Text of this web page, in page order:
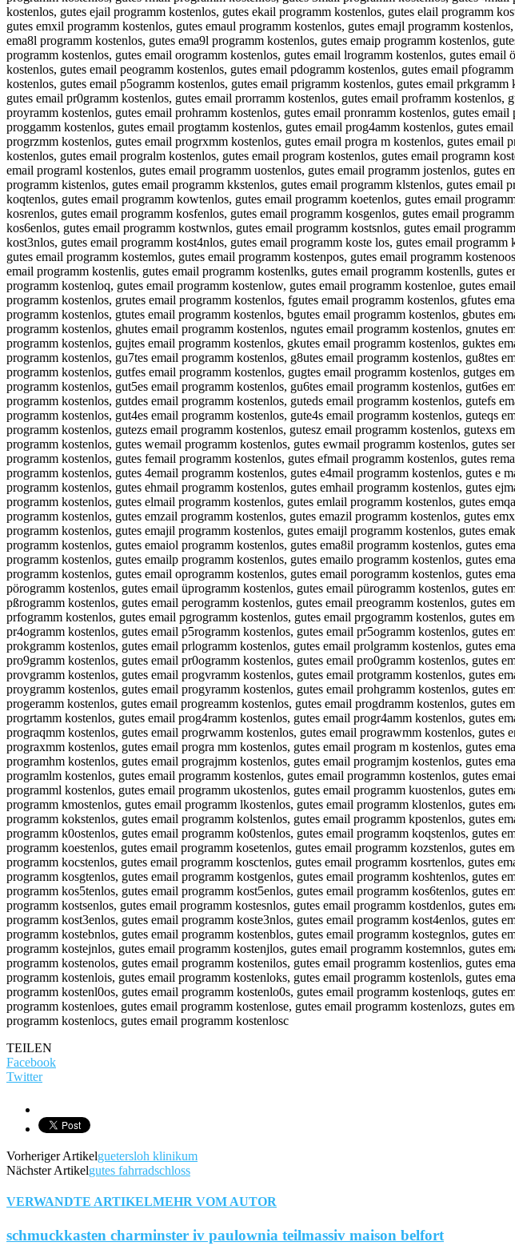
TEILEN
Facebook
Twitter
Vorheriger Artikelguetersloh klinikum
Nächster Artikelgutes fahrradschloss
VERWANDTE ARTIKELMEHR VOM AUTOR
schmuckkasten charminster iv paulownia teilmassiv maison belfort